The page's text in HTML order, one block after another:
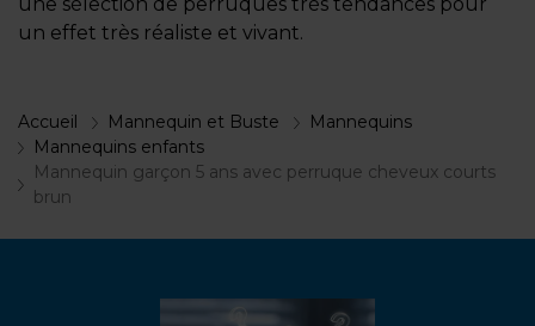
un effet très réaliste et vivant.
Accueil Mannequin et Buste
Mannequins
Mannequins enfants
Mannequin garçon 5 ans avec perruque cheveux courts
brun